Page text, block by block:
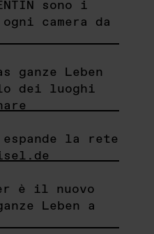
sono i
camera da
ganze Leben
dei luoghi
espande la rete
è il nuovo
Leben a